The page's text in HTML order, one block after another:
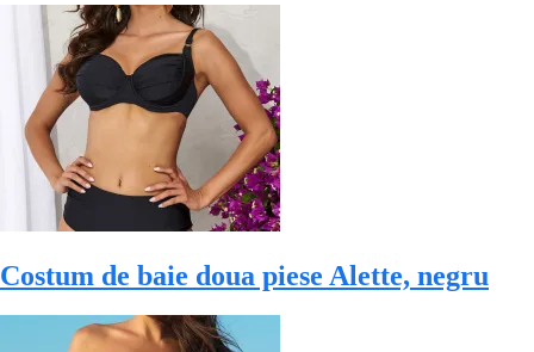
Costum de baie doua piese Alette, negru